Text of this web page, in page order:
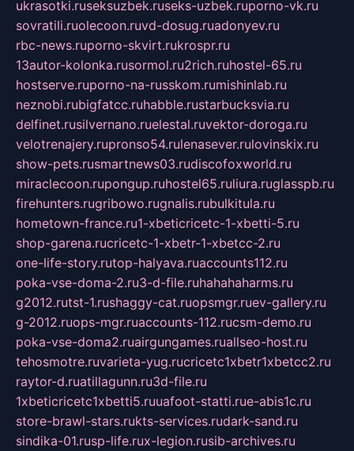
ukrasotki.ruseksuzbek.ruseks-uzbek.ruporno-vk.ru
sovratili.ruolecoon.ruvd-dosug.ruadonyev.ru
rbc-news.ruporno-skvirt.rukrospr.ru
13autor-kolonka.rusormol.ru2rich.ruhostel-65.ru
hostserve.ruporno-na-russkom.rumishinlab.ru
neznobi.rubigfatcc.ruhabble.rustarbucksvia.ru
delfinet.rusilvernano.ruelestal.ruvektor-doroga.ru
velotrenajery.rupronso54.rulenasever.rulovinskix.ru
show-pets.rusmartnews03.rudiscofoxworld.ru
miraclecoon.rupongup.ruhostel65.ruliura.ruglasspb.ru
firehunters.rugribowo.rugnalis.rubulkitula.ru
hometown-france.ru1-xbeticricetc-1-xbetti-5.ru
shop-garena.rucricetc-1-xbetr-1-xbetcc-2.ru
one-life-story.rutop-halyava.ruaccounts112.ru
poka-vse-doma-2.ru3-d-file.ruhahahaharms.ru
g2012.rutst-1.rushaggy-cat.ruopsmgr.ruev-gallery.ru
g-2012.ruops-mgr.ruaccounts-112.rucsm-demo.ru
poka-vse-doma2.ruairgungames.ruallseo-host.ru
tehosmotre.ruvarieta-yug.rucricetc1xbetr1xbetcc2.ru
raytor-d.ruatillagunn.ru3d-file.ru
1xbeticricetc1xbetti5.ruuafoot-statti.rue-abis1c.ru
store-brawl-stars.rukts-services.rudark-sand.ru
sindika-01.rusp-life.rux-legion.rusib-archives.ru